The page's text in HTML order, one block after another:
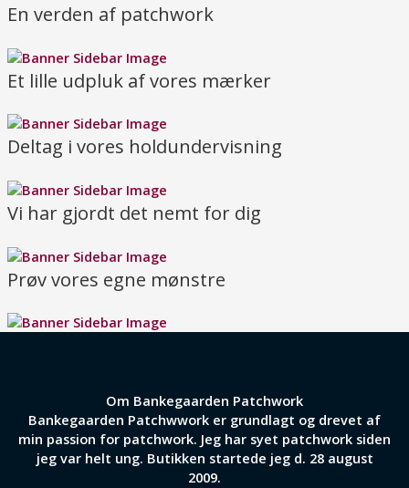
En verden af patchwork
Et lille udpluk af vores mærker
Deltag i vores holdundervisning
Vi har gjordt det nemt for dig
Prøv vores egne mønstre
Om Bankegaarden Patchwork
Bankegaarden Patchwwork er grundlagt og drevet af
min passion for patchwork. Jeg har syet patchwork siden
jeg var helt ung. Butikken startede jeg d. 28 august
2009.